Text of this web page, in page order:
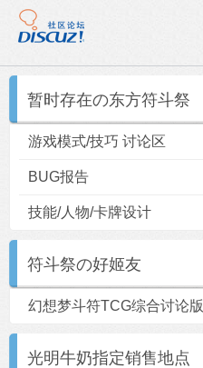
暂时存在の东方符斗祭
游戏模式/技巧 讨论区
BUG报告
技能/人物/卡牌设计
符斗祭の好姬友
幻想梦斗符TCG综合讨论版
光明牛奶指定销售地点